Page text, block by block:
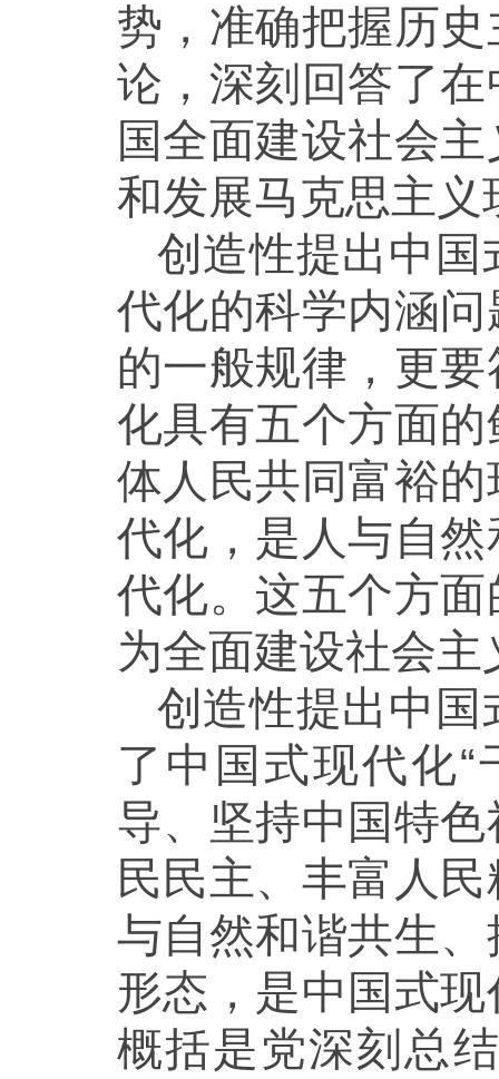
势，准确把握历
论，深刻回答了
国全面建设社会
和发展马克思主
创造性提出中
代化的科学内涵
的一般规律，更
化具有五个方面
体人民共同富裕
代化，是人与自
代化。这五个方
为全面建设社会
创造性提出中
了中国式现代化“
导、坚持中国特
民民主、丰富人
与自然和谐共生
形态，是中国式
概括是党深刻总